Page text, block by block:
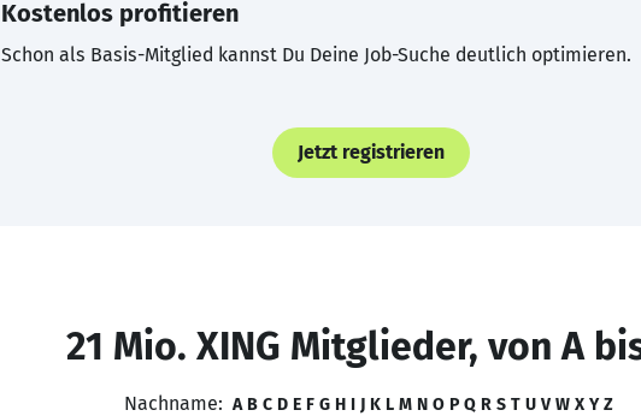
Kostenlos profitieren
Schon als Basis-Mitglied kannst Du Deine Job-Suche deutlich optimieren.
Jetzt registrieren
21 Mio. XING Mitglieder, von A
Nachname: A B C D E F G H I J K L M N O P Q R S T U V W X Y Z